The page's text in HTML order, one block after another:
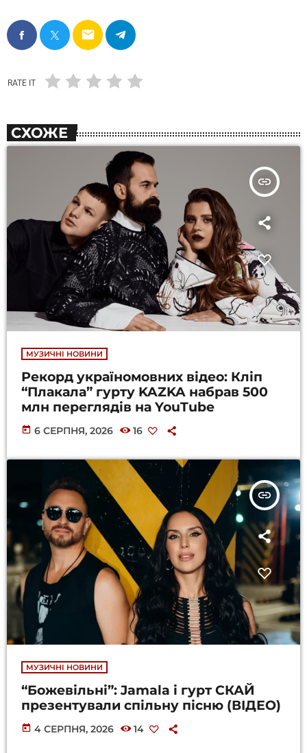
email
RATE IT
СХОЖЕ
insert_link
МУЗИЧНІ НОВИНИ
Рекорд україномовних відео: Кліп
“Плакала” гурту KAZKA набрав 500
млн переглядів на YouTube
today 6 СЕРПНЯ, 2026 16
insert_link
МУЗИЧНІ НОВИНИ
“Божевільні”: Jamala і гурт СКАЙ
презентували спільну пісню (ВІДЕО)
today 4 СЕРПНЯ, 2026 14